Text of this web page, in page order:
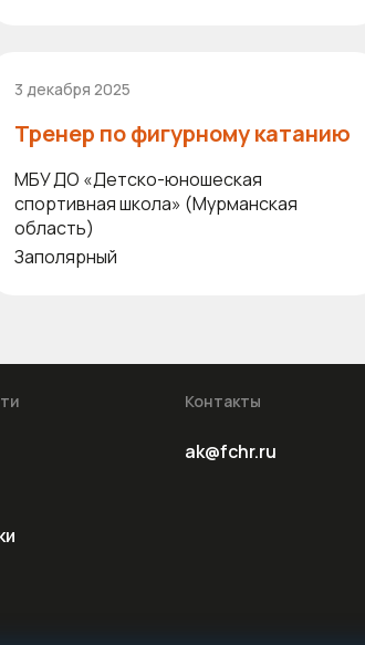
3 декабря 2025
Тренер по фигурному катанию
МБУ ДО «Детско-юношеская
спортивная школа» (Мурманская
область)
Заполярный
Контакты
ak@fchr.ru